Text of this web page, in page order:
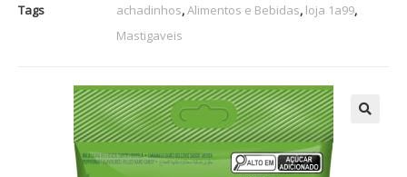
Tags
achadinhos,Alimentos e Bebidas, loja 1a99,
Mastigaveis